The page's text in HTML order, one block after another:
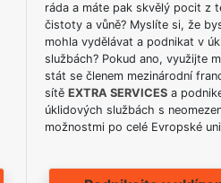
ráda a máte pak skvělý pocit z
čistoty a vůně? Myslíte si, že
mohla vydělávat a podnikat v
službách? Pokud ano, využijte
stát se členem mezinárodní
sítě EXTRA SERVICESa
úklidových službách s
možnostmi po celé Evropské